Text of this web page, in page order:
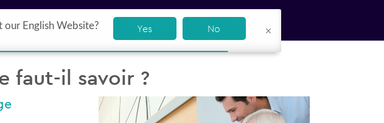
Qui sommes nous ? Boutique Se connecter
faut-il savoir ?
our English Website? Yes No